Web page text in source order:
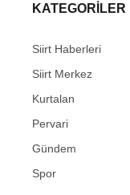
KATEGORİLER
Siirt Haberleri
Siirt Merkez
Kurtalan
Pervari
Gündem
Spor